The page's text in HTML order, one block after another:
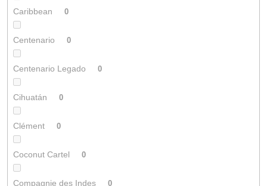
Caribbean 0
Centenario 0
Centenario Legado 0
Cihuatán 0
Clément 0
Coconut Cartel 0
Compagnie des Indes 0